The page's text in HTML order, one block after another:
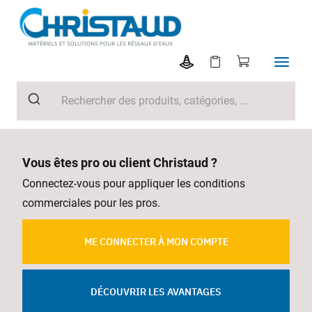
Vous êtes pro ou client Christaud ?
Connectez-vous pour appliquer les conditions
commerciales pour les pros.
ME CONNECTER À MON COMPTE
DÉCOUVRIR LES AVANTAGES